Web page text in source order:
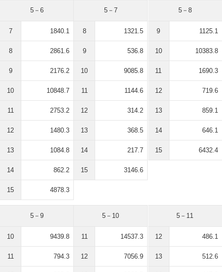
5－6
7 1840.1
8 2861.6
9 2176.2
10 10848.7
11 2753.2
12 1480.3
13 1084.8
14 862.2
15 4878.3
5－7
8 1321.5
9 536.8
10 9085.8
11 1144.6
12 314.2
13 368.5
14 217.7
15 3146.6
5－8
9 1125.1
10 10383.8
11 1690.3
12 719.6
13 859.1
14 646.1
15 6432.4
5－9
10 9439.8
11 794.3
5－10
11 14537.3
12 7056.9
5－11
12 486.1
13 512.6